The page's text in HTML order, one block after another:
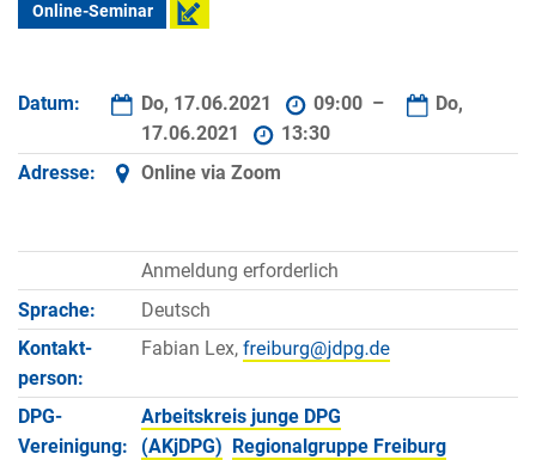
Online-Seminar
Datum: Do, 17.06.2021 09:00 –
Do,
17.06.2021
13:30
Adresse:
Online via Zoom
Anmeldung erforderlich
Sprache:
Deutsch
Kontakt­
person:
Fabian Lex,
DPG-
Vereinigung:
Arbeitskreis junge DPG
(AKjDPG)
Regionalgruppe Freiburg